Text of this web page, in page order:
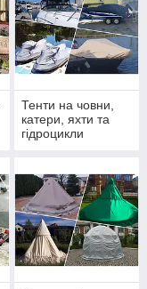
Тенти на човни,
катери, яхти та
гідроцикли